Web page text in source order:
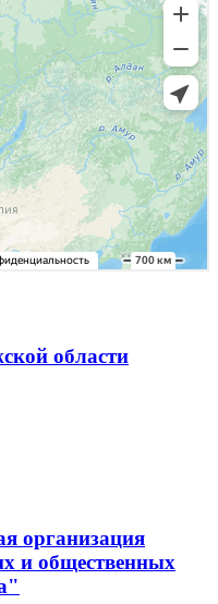
области
организация
и общественных